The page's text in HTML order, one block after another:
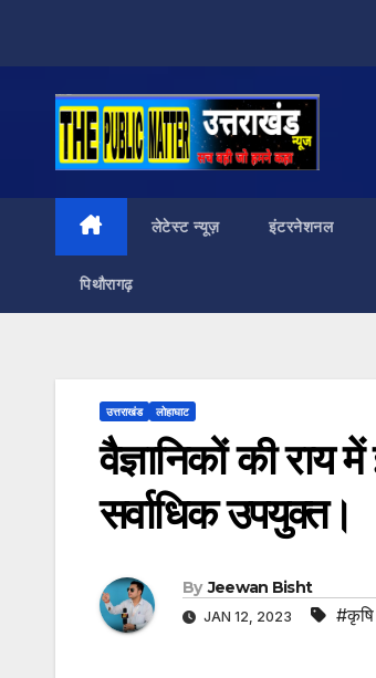
लेटेस्ट न्यूज़ इंटरनेशनल
पिथौरागढ़
उत्तराखंड लोहाघाट
वैज्ञानिकों की राय
सर्वाधिक उपयुक्त।
By Jeewan Bisht
JAN 12, 2023 #कृषि